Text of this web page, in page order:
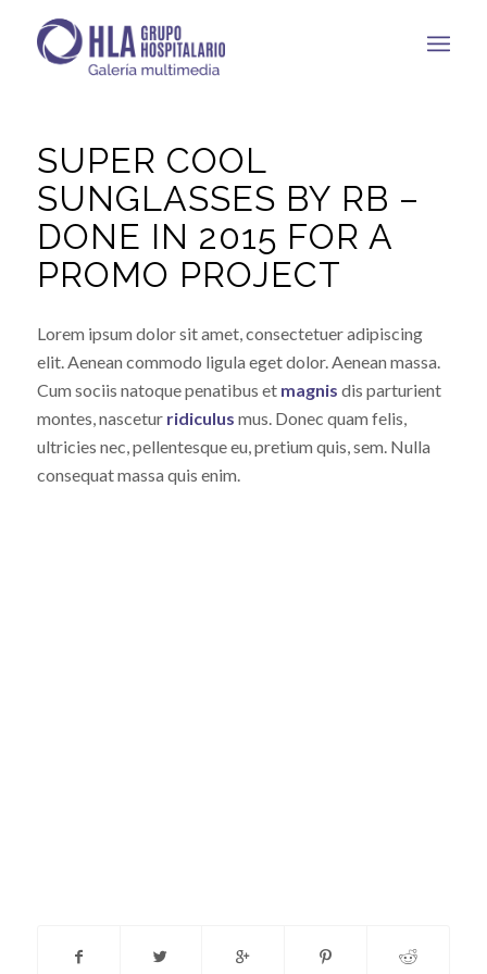
SUPER COOL
SUNGLASSES BY RB –
DONE IN 2015 FOR A
PROMO PROJECT
Lorem ipsum dolor sit amet, consectetuer adipiscing
elit. Aenean commodo ligula eget dolor. Aenean massa.
Cum sociis natoque penatibus et magnis dis parturient
montes, nascetur ridiculus mus. Donec quam felis,
ultricies nec, pellentesque eu, pretium quis, sem. Nulla
consequat massa quis enim.